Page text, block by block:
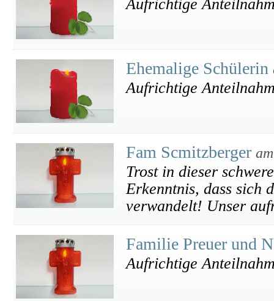
Aufrichtige
Ehemalige Schülerin
Aufrichtige
Fam Scmitzberger
Trost in dieser
Erkenntnis, dass sich
verwandelt! Unser
Familie Preuer und
Aufrichtige